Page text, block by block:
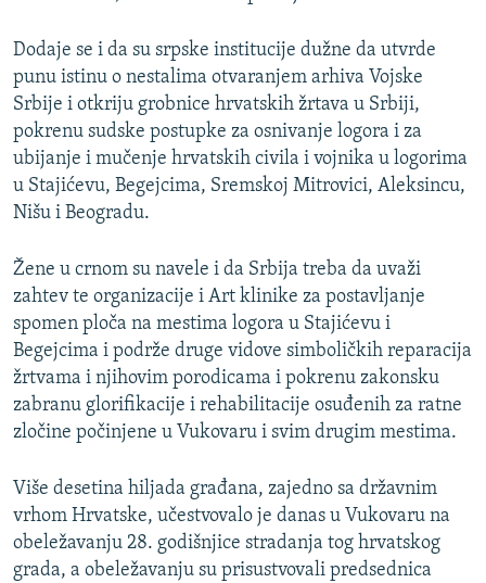
Dodaje se i da su srpske institucije dužne da utvrde
punu istinu o nestalima otvaranjem arhiva Vojske
Srbije i otkriju grobnice hrvatskih žrtava u Srbiji,
pokrenu sudske postupke za osnivanje logora i za
ubijanje i mučenje hrvatskih civila i vojnika u logorima
u Stajićevu, Begejcima, Sremskoj Mitrovici, Aleksincu,
Nišu i Beogradu.
Žene u crnom su navele i da Srbija treba da uvaži
zahtev te organizacije i Art klinike za postavljanje
spomen ploča na mestima logora u Stajićevu i
Begejcima i podrže druge vidove simboličkih reparacija
žrtvama i njihovim porodicama i pokrenu zakonsku
zabranu glorifikacije i rehabilitacije osuđenih za ratne
zločine počinjene u Vukovaru i svim drugim mestima.
Više desetina hiljada građana, zajedno sa državnim
vrhom Hrvatske, učestvovalo je danas u Vukovaru na
obeležavanju 28. godišnjice stradanja tog hrvatskog
grada, a obeležavanju su prisustvovali predsednica